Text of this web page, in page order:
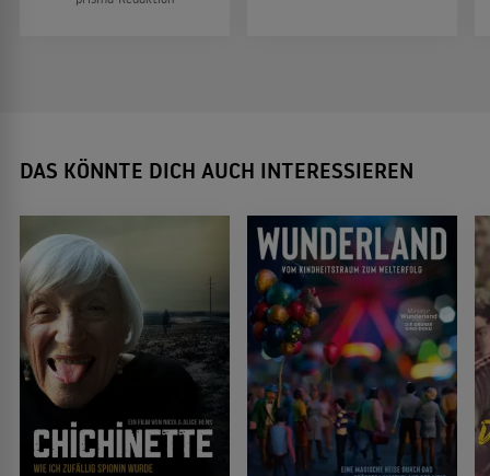
DAS KÖNNTE DICH AUCH INTERESSIEREN